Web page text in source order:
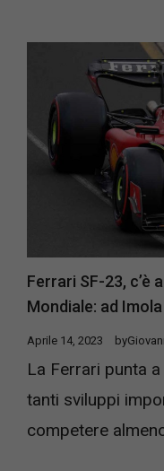
Ferrari SF-23, c’è
Mondiale: ad
Aprile 14, 2023 by
La Ferrari punta
tanti sviluppi
competere